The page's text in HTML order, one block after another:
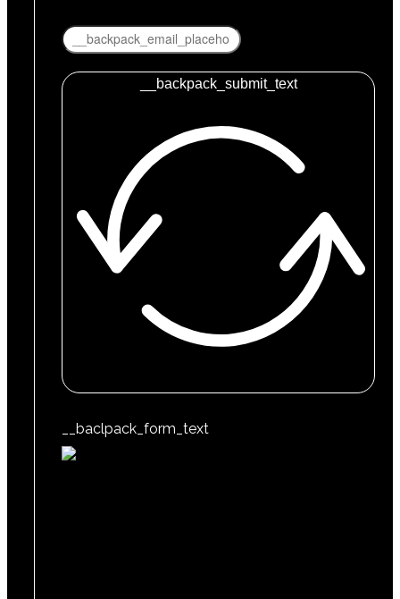
__backpack_submit_text
__baclpack_form_text